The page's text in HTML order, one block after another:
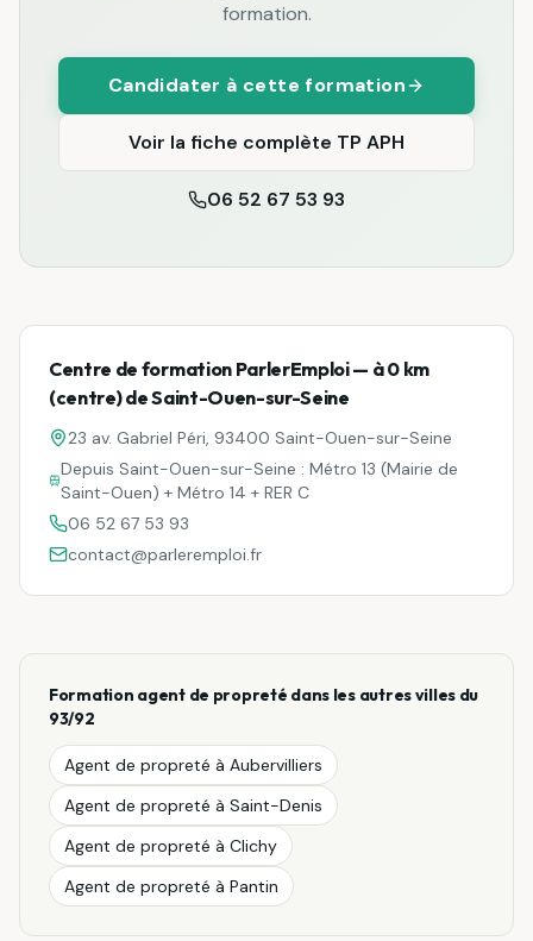
formation.
Candidater à cette formation
Voir la fiche complète TP APH
06 52 67 53 93
Centre de formation ParlerEmploi — à0 km
(centre)deSaint-Ouen-sur-Seine
23 av. Gabriel Péri, 93400 Saint-Ouen-sur-Seine
DepuisSaint-Ouen-sur-Seine :Métro 13 (Mairie de
Saint-Ouen) + Métro 14 + RER C
06 52 67 53 93
contact@parleremploi.fr
Formation agent de propreté dans les autres villes du
93/92
Agent de propreté à Aubervilliers
Agent de propreté à Saint-Denis
Agent de propreté à Clichy
Agent de propreté à Pantin